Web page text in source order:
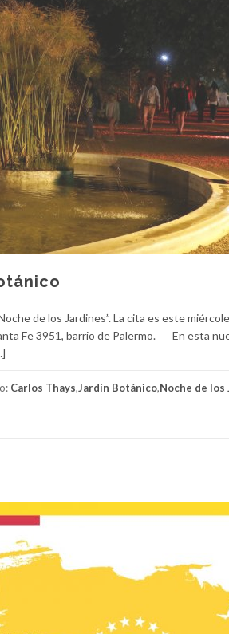
de los Jardines”. La cita es este
Fe 3951, barrio de Palermo. En esta
Carlos Thays,Jardín Botánico,Noche de los